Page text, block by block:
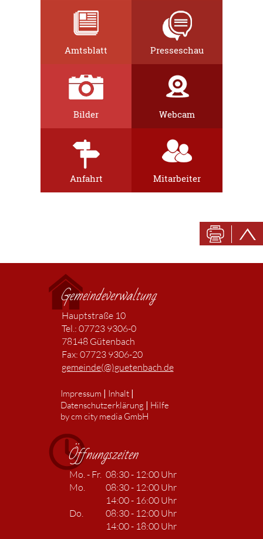
Amtsblatt Presseschau
Bilder Webcam
Anfahrt Mitarbeiter
Gemeindeverwaltung
Hauptstraße 10
Tel.: 07723 9306-0
78148 Gütenbach
Fax: 07723 9306-20
gemeinde(@)guetenbach.de
Impressum | Inhalt|
Datenschutzerklärung | Hilfe
by cm city media GmbH
Öffnungszeiten
Mo. - Fr. 08:30 - 12:00 Uhr
Mo.
08:30 - 12:00 Uhr
14:00 - 16:00 Uhr
Do.
08:30 - 12:00 Uhr
14:00 - 18:00 Uhr